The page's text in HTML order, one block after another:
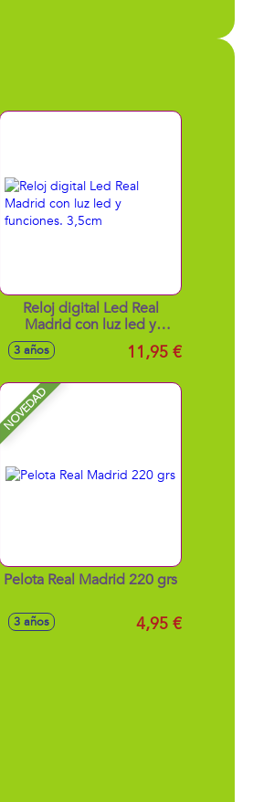
Reloj digital Led Real
Madrid con luz led y
funciones. 3,5cm
3 años 11,95 €
NOVEDAD
Pelota Real Madrid 220 grs
3 años 4,95 €